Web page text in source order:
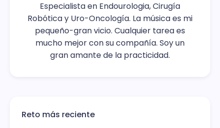
Especialista en Endourologia, Cirugía
Robótica y Uro-Oncología. La música es mi
pequeño-gran vicio. Cualquier tarea es
mucho mejor con su compañía. Soy un
gran amante de la practicidad.
Reto más reciente